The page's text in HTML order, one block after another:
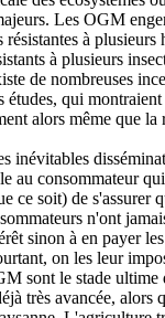
Les OGM
résistantes à plusieurs
à plusieurs
de nombreuses
études, qui
alors même que la
inévitables
au consommateur
ce soit) de s'assurer
n'ont
sinon à en payer
on les leur
sont le stade ultime
très avancée, alors